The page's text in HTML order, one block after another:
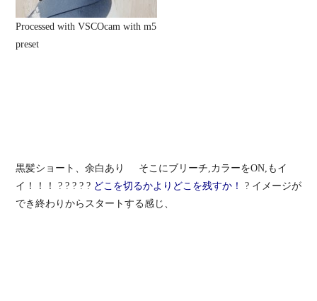
Processed with VSCOcam with m5
preset
黒髪ショート、余白あり
そこにブリーチ,カラーをON,もイ
イ！！！ ? ? ? ? ? どこを切るかよりどこを残すか！
? イメージが
でき終わりからスタートする感じ、